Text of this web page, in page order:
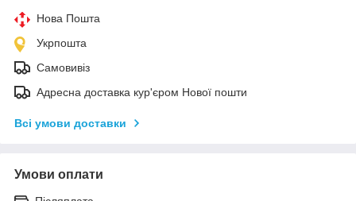
Нова Пошта
Укрпошта
Самовивіз
Адресна доставка кур'єром Нової пошти
Всі умови доставки
Умови оплати